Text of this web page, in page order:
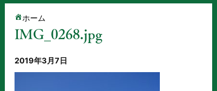
ホーム
IMG_0268.jpg
2019年3月7日